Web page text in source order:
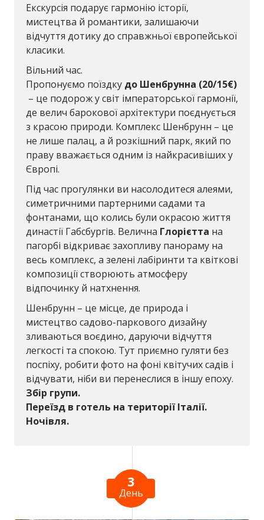
Екскурсія подарує гармонію історії,
мистецтва й романтики, залишаючи
відчуття дотику до справжньої європейської
класики.
Вільний час.
Пропонуємо поїздку до Шенбрунна (20/15€)
– це подорож у світ імператорської гармонії,
де велич барокової архітектури поєднується
з красою природи. Комплекс Шенбрунн – це
не лише палац, а й розкішний парк, який по
праву вважається одним із найкрасивіших у
Європі.
Під час прогулянки ви насолодитеся алеями,
симетричними партерними садами та
фонтанами, що колись були окрасою життя
династії Габсбургів. Велична Глорієтта на
пагорбі відкриває захопливу панораму на
весь комплекс, а зелені лабіринти та квіткові
композиції створюють атмосферу
відпочинку й натхнення.
Шенбрунн – це місце, де природа і
мистецтво садово-паркового дизайну
зливаються воєдино, даруючи відчуття
легкості та спокою. Тут приємно гуляти без
поспіху, робити фото на фоні квітучих садів і
відчувати, ніби ви перенеслися в іншу епоху.
Збір групи.
Переїзд в готель на території Італії.
Ночівля.
3
День